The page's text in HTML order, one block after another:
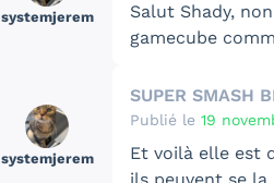
systemjerem
Salut Shady,
gamecube
systemjerem
SUPER SMASH
Publié le 19
Et voilà elle est